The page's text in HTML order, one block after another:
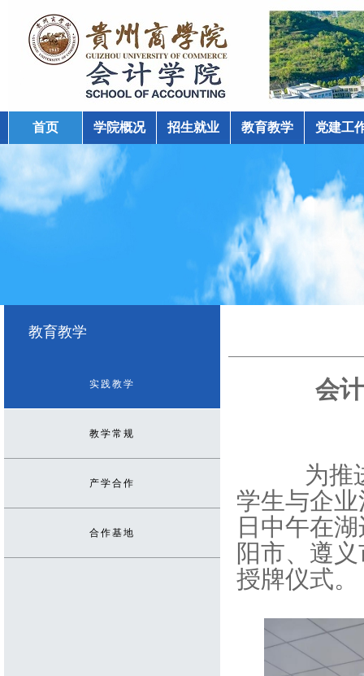
首页 学院概况 招生就业 教育教学 党建工
教育教学
实践教学
教学常规
产学合作
合作基地
会
为推
学生与企
日中午在
阳市、遵
授牌仪式。